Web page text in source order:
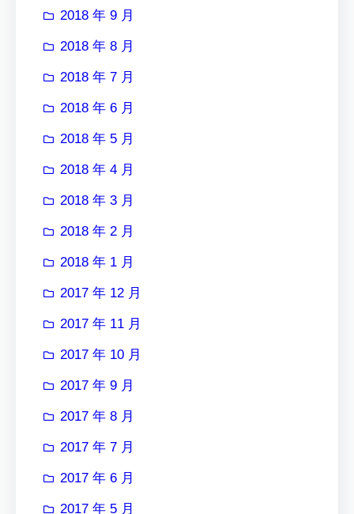
2018 年 9 月
2018 年 8 月
2018 年 7 月
2018 年 6 月
2018 年 5 月
2018 年 4 月
2018 年 3 月
2018 年 2 月
2018 年 1 月
2017 年 12 月
2017 年 11 月
2017 年 10 月
2017 年 9 月
2017 年 8 月
2017 年 7 月
2017 年 6 月
2017 年 5 月